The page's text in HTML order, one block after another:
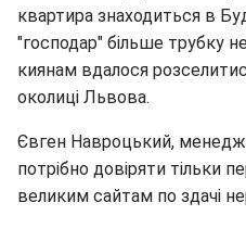
квартира знаходиться в
"господар" більше трубку
киянам вдалося
околиці Львова.
Євген Навроцький,
потрібно довіряти тільки
великим сайтам по здачі